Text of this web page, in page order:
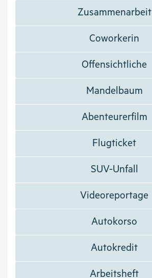
Zusammenarbeit
Coworkerin
Offensichtliche
Mandelbaum
Abenteurerfilm
Flugticket
SUV-Unfall
Videoreportage
Autokorso
Autokredit
Arbeitsheft